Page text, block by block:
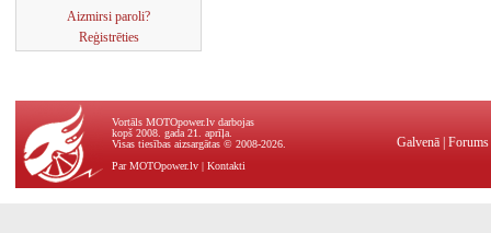
Aizmirsi paroli?
Reģistrēties
Vortāls MOTOpower.lv darbojas
kopš 2008. gada 21. aprīļa.
Visas tiesības aizsargātas © 2008-2026.
Par MOTOpower.lv | Kontakti
Galvenā Forums